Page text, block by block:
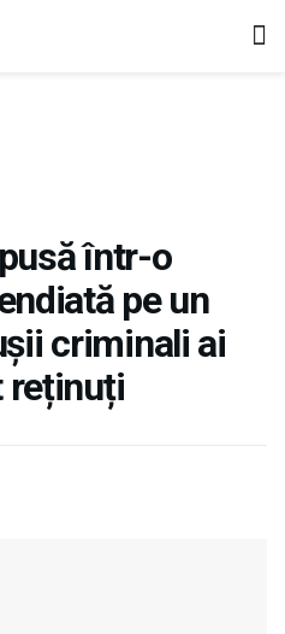
într-o
pe un
criminali ai
reținuți